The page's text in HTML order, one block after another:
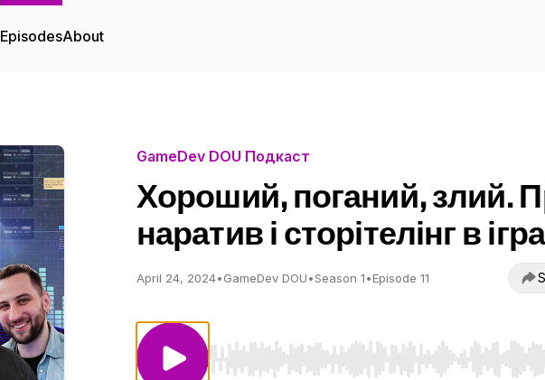
EpisodesAbout
GameDev DOU Подкаст
Хороший, поганий, злий.
наратив і сторітелінг в
April 24, 2024•GameDev DOU•Season 1•Episode 11
Use Left/Right to seek, Home/End to jump to start